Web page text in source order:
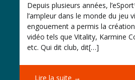
Depuis plusieurs années,
l’ampleur dans le monde du jeu
engouement a permis la
vidéo tels que Vitality, Karmine
etc. Qui dit club, dit[…]
Lire la suite →